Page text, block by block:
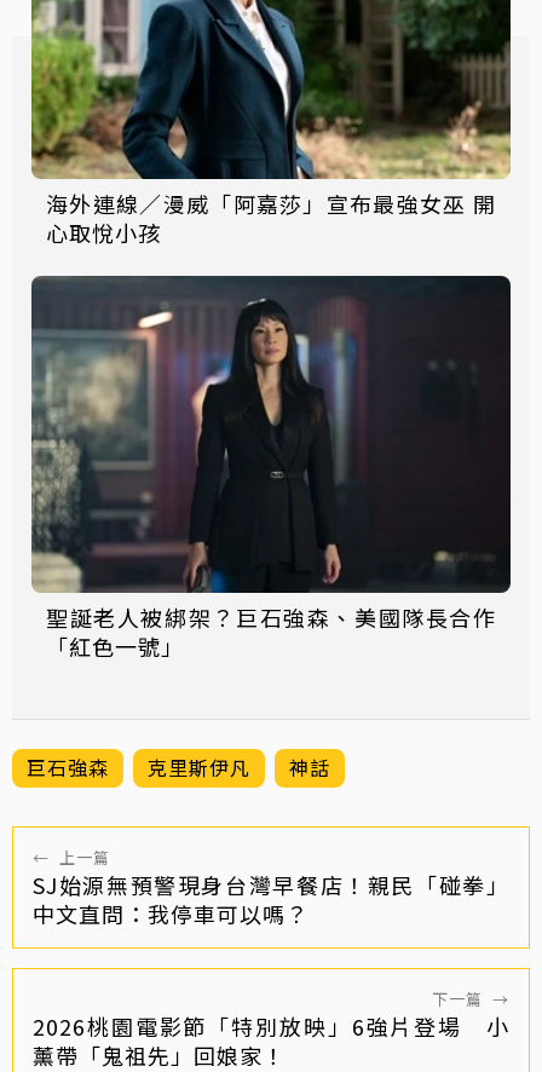
海外連線／漫威「阿嘉莎」宣布最強女巫 開
心取悅小孩
聖誕老人被綁架？巨石強森、美國隊長合作
「紅色一號」
巨石強森 克里斯伊凡 神話
← 上一篇
SJ始源無預警現身台灣早餐店！親民「碰拳」
中文直問：我停車可以嗎？
下一篇 →
2026桃園電影節「特別放映」6強片登場 小
薰帶「鬼祖先」回娘家！